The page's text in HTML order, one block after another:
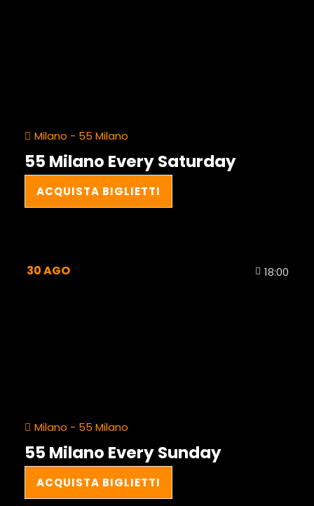
Milano - 55 Milano
55 Milano Every Saturday
ACQUISTA BIGLIETTI
30AGO 18:00
Milano - 55 Milano
55 Milano Every Sunday
ACQUISTA BIGLIETTI